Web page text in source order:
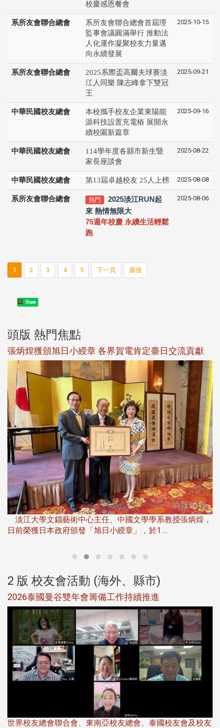
校慶感恩餐會
系所友會聯合總會
系所友會聯合總會首屆理
監事會議圓滿舉行 推動法
人化運作凝聚校友力量邁
向永續發展
2025-10-15
系所友會聯合總會
2025系際盃高爾夫球賽淡
江人同樂 陳志峰拿下雙冠
王
2025-09-21
中華民國校友總會
本校攜手校友企業東陽能
源科技設置充電樁 展開永
續校園新篇章
2025-09-16
中華民國校友總會
114學年度各縣市新生暨
家長座談會
2025-08-22
中華民國校友總會 第13屆卓越校友 25人上榜 2025-08-08
系所友會聯合總會 熱門
2025淡江RUN起
來 熱情無限大
75週年校慶 永續生活輕鬆
跑
2025-08-06
1 2 3 4 5 下一頁 最後
Share
頭版 熱門焦點
張炳煌獲頒旭日小綬章 各界賀電肯定臺日交流貢獻
淡江大學文錙藝術中心主任、中國文學學系教授張炳煌，
日前榮獲日本政府頒發「旭日小綬章」，於1 ...
2 版 校友會活動 (海外、縣市)
2026泰國曼谷雙年會籌備工作持續推進
世界校友總會聯合會、東南亞校友總會、泰國校友會及校友